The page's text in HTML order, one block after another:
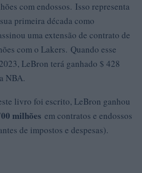
com endossos. Isso representa
primeira década como
uma extensão de contrato de
com o Lakers. Quando esse
LeBron terá ganhado $ 428
NBA.
livro foi escrito, LeBron ganhou
milhões em contratos e endossos
de impostos e despesas).